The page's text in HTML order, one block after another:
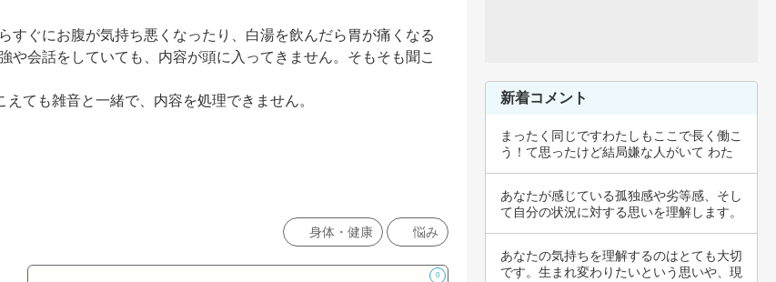
ぐにお腹が気持ち悪くなったり、白湯を飲んだら胃が痛くなる
会話をしていても、内容が頭に入ってきません。そもそも聞こ
ても雑音と一緒で、内容を処理できません。
身体・健康 悩み
0
新着コメント
まったく同じですわたしもここで長く働こ
う！て思ったけど結局嫌な人がいて わた
あなたが感じている孤独感や劣等感、そし
て自分の状況に対する思いを理解します。
あなたの気持ちを理解するのはとても大切
です。生まれ変わりたいという思いや、現